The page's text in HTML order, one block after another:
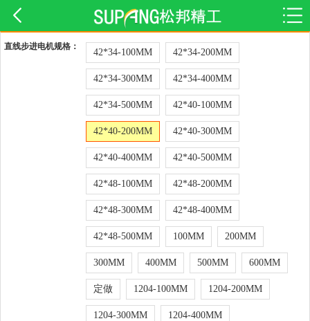
直线步进电机规格：
42*34-100MM 42*34-200MM
42*34-300MM 42*34-400MM
42*34-500MM 42*40-100MM
42*40-200MM 42*40-300MM
42*40-400MM 42*40-500MM
42*48-100MM 42*48-200MM
42*48-300MM 42*48-400MM
42*48-500MM 100MM 200MM
300MM 400MM 500MM 600MM
定做 1204-100MM 1204-200MM
1204-300MM 1204-400MM